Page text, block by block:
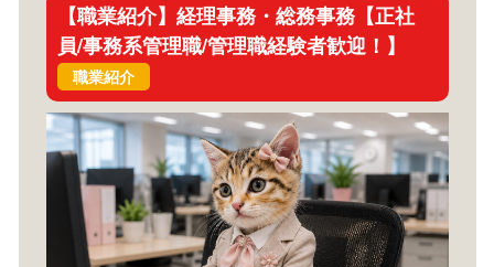
【職業紹介】経理事務・総務事務【正社
員/事務系管理職/管理職経験者歓迎！】
職業紹介